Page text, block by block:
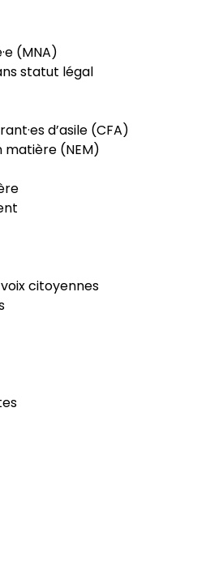
(MNA)
statut légal
d’asile (CFA)
(NEM)
voix citoyennes